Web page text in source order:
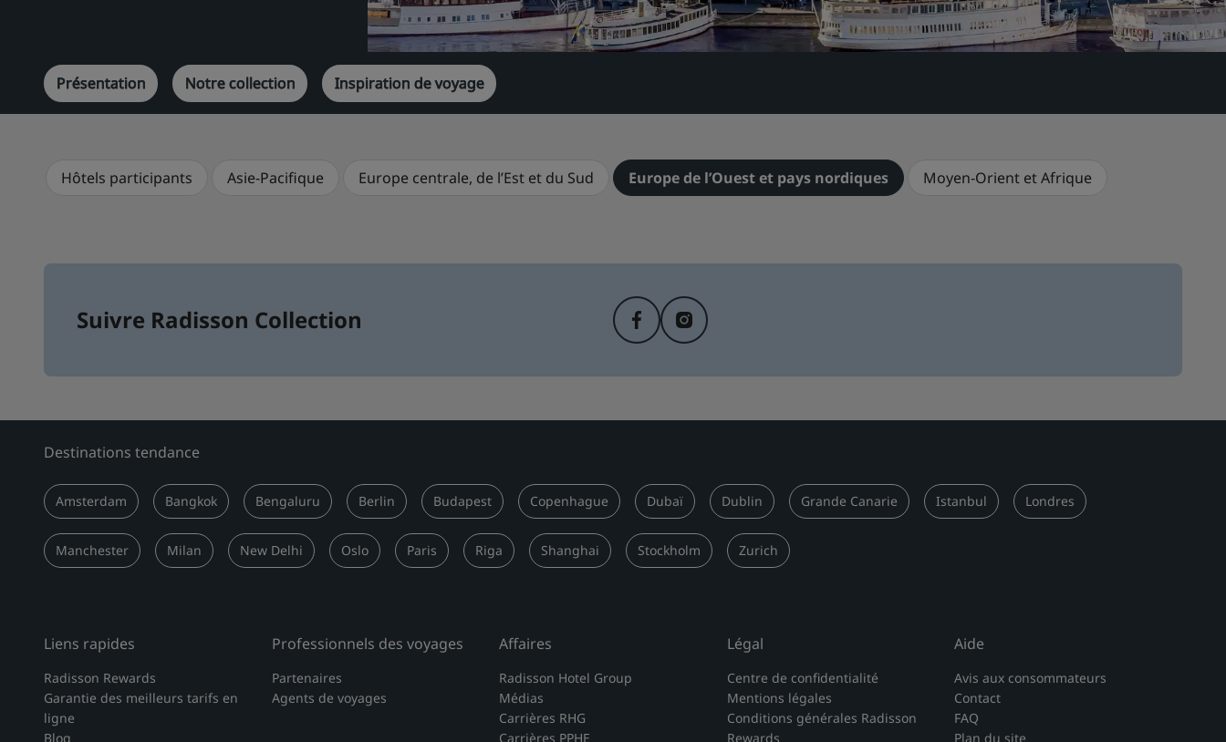
Présentation Notre collection Inspiration de voyage
Hôtels participants Asie-Pacifique Europe centrale, de l’Est et du Sud Europe de l’Ouest et pays nordiques Moyen-Orient et Afrique
Suivre Radisson Collection
Destinations tendance
Amsterdam Bangkok Bengaluru Berlin Budapest Copenhague Dubaï Dublin Grande Canarie Istanbul Londres
Manchester Milan New Delhi Oslo Paris Riga Shanghai Stockholm Zurich
Liens rapides
Radisson Rewards
Garantie des meilleurs tarifs en
ligne
Blog
Professionnels des voyages
Partenaires
Agents de voyages
Affaires
Radisson Hotel Group
Médias
Carrières RHG
Carrières PPHE
Légal
Centre de confidentialité
Mentions légales
Conditions générales Radisson
Rewards
Aide
Avis aux consommateurs
Contact
FAQ
Plan du site